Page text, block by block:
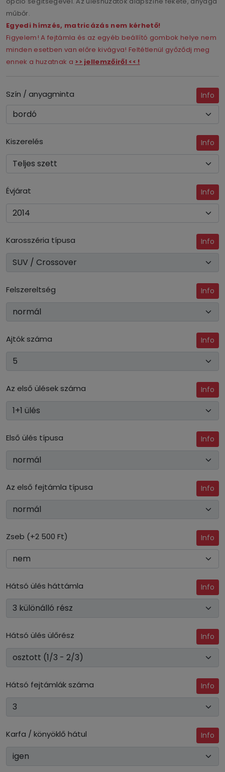
műbőr.
Egyedi hímzés, matricázás nem kérhető!
Figyelem! A fejtámla és az egyéb beállító gombok helye nem
minden esetben van előre kivágva! Feltétlenül győződj meg
ennek a huzatnak a >> jellemzőiről << !
Szín / anyagminta Info
Kiszerelés Info
Évjárat Info
Karosszéria típusa Info
Felszereltség Info
Ajtók száma Info
Az első ülések száma Info
Első ülés típusa Info
Az első fejtámla típusa Info
Zseb (+2 500 Ft) Info
Hátsó ülés háttámla Info
Hátsó ülés ülőrész Info
Hátsó fejtámlák száma Info
Karfa / könyöklő hátul Info